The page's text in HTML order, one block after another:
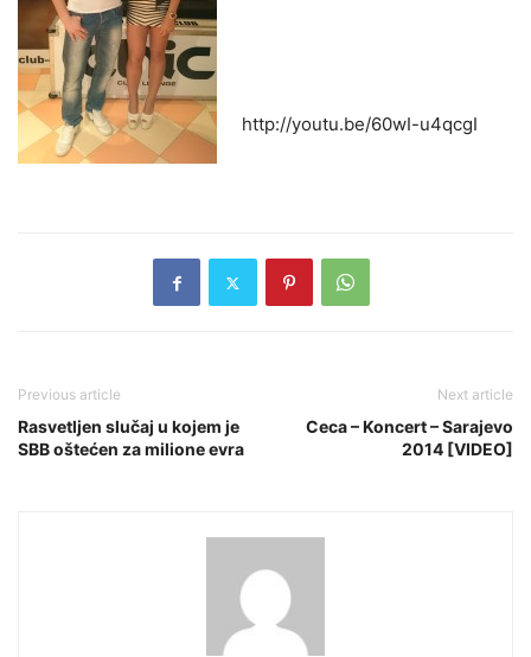
http://youtu.be/60wI-u4qcgI
Previous article
Rasvetljen slučaj u kojem je
SBB oštećen za milione evra
Next article
Ceca – Koncert – Sarajevo
2014 [VIDEO]